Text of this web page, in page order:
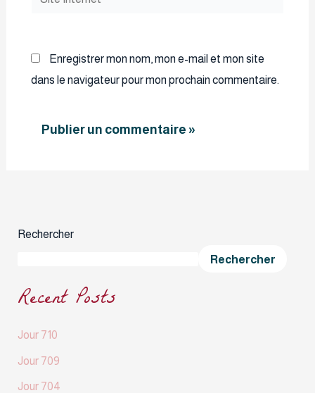
Enregistrer mon nom, mon e-mail et mon site
dans le navigateur pour mon prochain commentaire.
Rechercher
Rechercher
Recent Posts
Jour 710
Jour 709
Jour 704